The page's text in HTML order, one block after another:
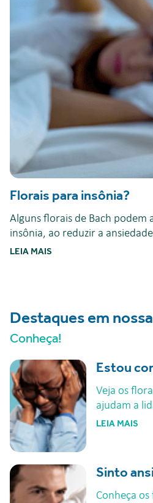
Florais para insônia?
Alguns florais de Bach podem
insônia, ao reduzir a
LEIA MAIS
Destaques em
Conheça!
Estou
Veja os
ajudam a
LEIA MAIS
Sinto
Conheça